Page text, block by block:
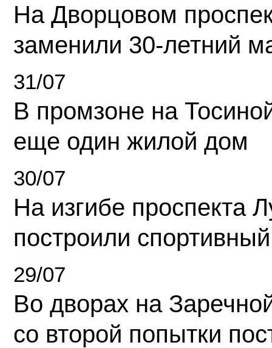
На Дворцовом
заменили 30-летний
31/07
В промзоне на
еще один жилой дом
30/07
На изгибе проспекта
построили
29/07
Во дворах на
со второй попытки